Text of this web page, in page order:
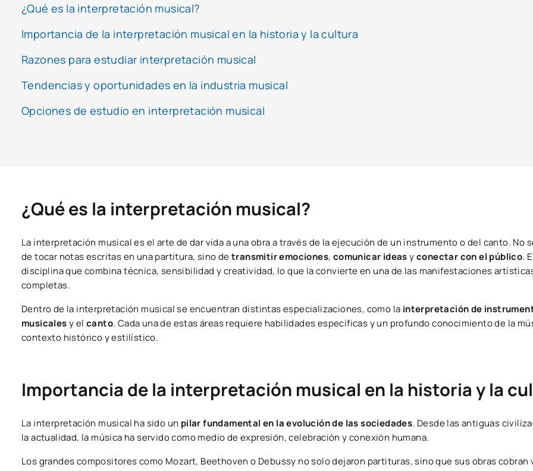
¿Qué es la interpretación musical?
Importancia de la interpretación musical en la historia y la cultura
Razones para estudiar interpretación musical
Tendencias y oportunidades en la industria musical
Opciones de estudio en interpretación musical
¿Qué es la interpretación musical?
La interpretación musical es el arte de dar vida a una obra a través de la ejecución de un instrumento o del canto. No
de tocar notas escritas en una partitura, sino detransmitir emociones, comunicar ideasyconectar con el público.
disciplina que combina técnica, sensibilidad y creatividad, lo que la convierte en una de las manifestaciones
completas.
Dentro de la interpretación musical se encuentran distintas especializaciones, como la interpretación de
musicalesy elcanto. Cada una de estas áreas requiere habilidades específicas y un profundo conocimiento de la
contexto histórico y estilístico.
Importancia de la interpretación musical en la historia y la
La interpretación musical ha sido un pilar fundamental en la evolución de las sociedades. Desde las antiguas
la actualidad, la música ha servido como medio de expresión, celebración y conexión humana.
Los grandes compositores como Mozart, Beethoven o Debussy no solo dejaron partituras, sino que sus obras cobran